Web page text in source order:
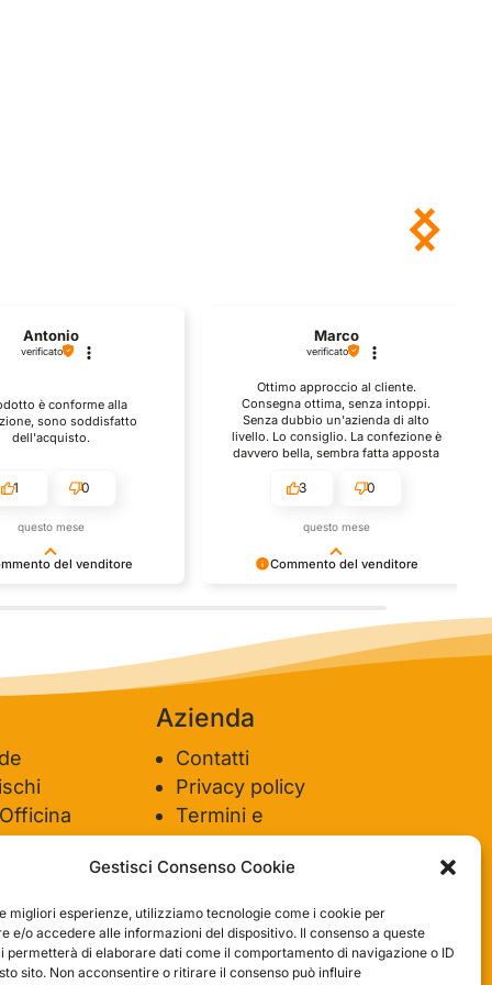
Gestisci Consenso Cookie
migliori esperienze, utilizziamo tecnologie come i cookie per
e/o accedere alle informazioni del dispositivo. Il consenso a queste
permetterà di elaborare dati come il comportamento di navigazione o ID
sito. Non acconsentire o ritirare il consenso può influire
del venditore
Antonio
verificato
è conforme alla
sono soddisfatto
dell'acquisto.
1 0
questo mese
Commento del venditore
fantastica recensione! Lavoriamo
sodo per soddisfare le esigenze di
clienti come te, e siamo contenti di
esserci riusciti. Speriamo che tornerai
Marco
verificato
Ottimo approccio al cliente.
Consegna ottima, senza intoppi.
Senza dubbio un'azienda di alto
livello. Lo consiglio. La confezione è
davvero bella, sembra fatta apposta
3 0
questo mese
Azienda
Contatti
Privacy policy
Termini e
condizioni